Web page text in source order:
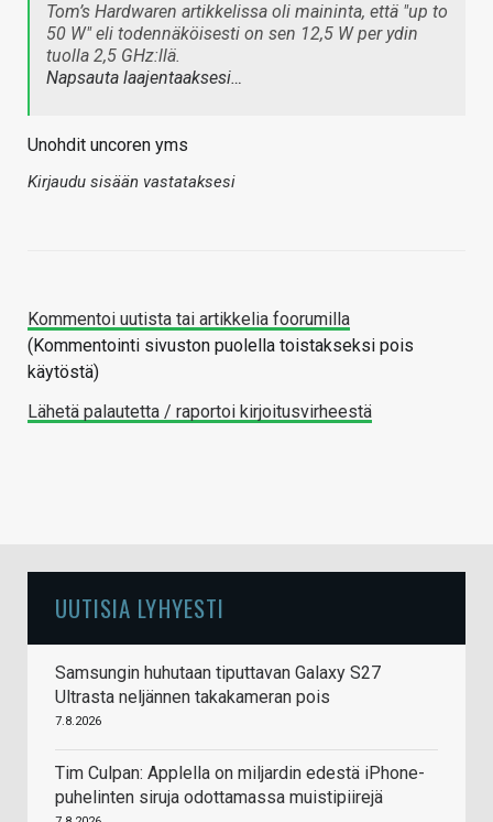
Tom’s Hardwaren artikkelissa oli maininta, että "up to
50 W" eli todennäköisesti on sen 12,5 W per ydin
tuolla 2,5 GHz:llä.
Napsauta laajentaaksesi…
Unohdit uncoren yms
Kirjaudu sisään vastataksesi
Kommentoi uutista tai artikkelia foorumilla
(Kommentointi sivuston puolella toistakseksi pois
käytöstä)
Lähetä palautetta / raportoi kirjoitusvirheestä
UUTISIA LYHYESTI
Samsungin huhutaan tiputtavan Galaxy S27
Ultrasta neljännen takakameran pois
7.8.2026
Tim Culpan: Applella on miljardin edestä iPhone-
puhelinten siruja odottamassa muistipiirejä